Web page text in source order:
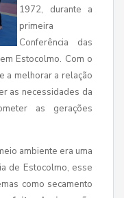
1972, durante a
primeira
Conferência das
Estocolmo. Com o
a melhorar a relação
as necessidades da
as gerações
ambiente era uma
de Estocolmo, esse
como secamento